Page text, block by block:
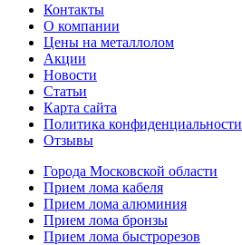
Контакты
О компании
Цены на металлолом
Акции
Новости
Статьи
Карта сайта
Политика конфиденциальности
Отзывы
Города Московской области
Прием лома кабеля
Прием лома алюминия
Прием лома бронзы
Прием лома быстрорезов